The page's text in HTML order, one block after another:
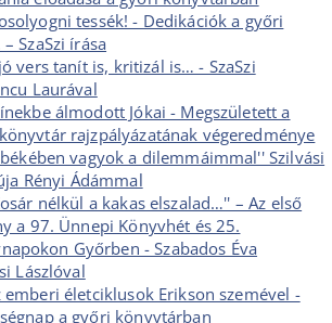
tessék! - Dedikációk a győri
SzaSzi írása
vers tanít is, kritizál is… - SzaSzi
Laurával
álmodott Jókai - Megszületett a
rajzpályázatának végeredménye
vagyok a dilemmáimmal'' Szilvási
Rényi Ádámmal
nélkül a kakas elszalad…'' – Az első
a 97. Ünnepi Könyvhét és 25.
Győrben - Szabados Éva
Lászlóval
életciklusok Erikson szemével -
a győri könyvtárban